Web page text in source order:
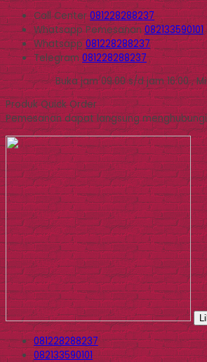
Call Center081228288237
WhatsappPemesanan 082133590101
Whatsapp081228288237
Telegram081228288237
Buka jam 09.00 s/d jam 16.00 ,
Produk Quick Order
Pemesanan dapat langsung
081228288237
082133590101